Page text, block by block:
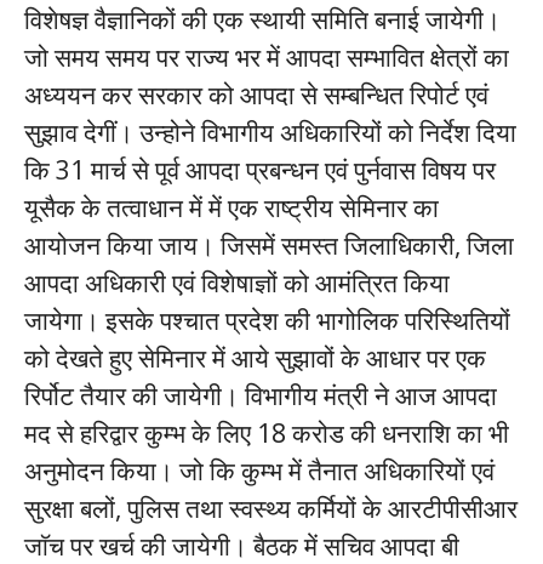
विशेषज्ञ वैज्ञानिकों की एक स्थायी समिति बनाई जायेगी।
जो समय समय पर राज्य भर में आपदा सम्भावित क्षेत्रों का
अध्ययन कर सरकार को आपदा से सम्बन्धित रिपोर्ट एवं
सुझाव देगीं। उन्होने विभागीय अधिकारियों को निर्देश दिया
कि 31 मार्च से पूर्व आपदा प्रबन्धन एवं पुर्नवास विषय पर
यूसैक के तत्वाधान में में एक राष्ट्रीय सेमिनार का
आयोजन किया जाय। जिसमें समस्त जिलाधिकारी, जिला
आपदा अधिकारी एवं विशेषाज्ञों को आमंत्रित किया
जायेगा। इसके पश्चात प्रदेश की भागोलिक परिस्थितियों
को देखते हुए सेमिनार में आये सुझावों के आधार पर एक
रिर्पोट तैयार की जायेगी। विभागीय मंत्री ने आज आपदा
मद से हरिद्वार कुम्भ के लिए 18 करोड की धनराशि का भी
अनुमोदन किया। जो कि कुम्भ में तैनात अधिकारियों एवं
सुरक्षा बलों, पुलिस तथा स्वस्थ्य कर्मियों के आरटीपीसीआर
जाॅच पर खर्च की जायेगी। बैठक में सचिव आपदा बी